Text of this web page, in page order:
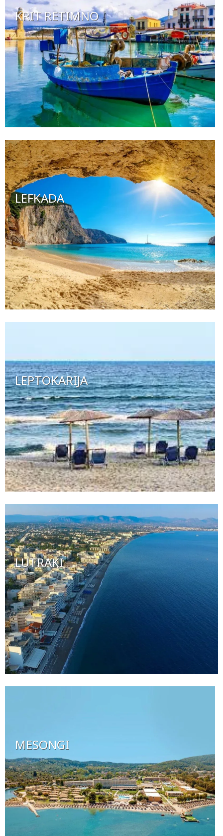
KRIT RETIMNO
LEFKADA
LEPTOKARIJA
LUTRAKI
MESONGI